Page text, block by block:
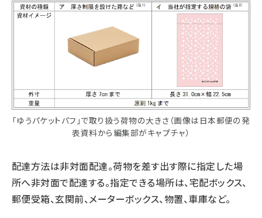
「ゆうパケットパフ」で取り扱う荷物の大きさ（画像は日本郵便の発
表資料から編集部がキャプチャ）
配達方法は非対面配達。荷物を差す出す際に指定した場
所へ非対面で配達する。指定できる場所は、宅配ボックス、
郵便受箱、玄関前、メーターボックス、物置、車庫など。